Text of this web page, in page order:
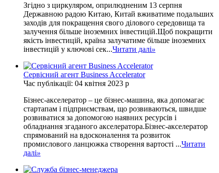
Згідно з циркуляром, оприлюдненим 13 серпня
Державною радою Китаю, Китай вживатиме подальших
заходів для покращення свого ділового середовища та
залучення більше іноземних інвестицій.Щоб покращити
якість інвестицій, країна залучатиме більше іноземних
інвестицій у ключові сек...Читати далі»
Сервісний агент Business Accelerator
Час публікації: 04 квітня 2023 р
Бізнес-акселератор – це бізнес-машина, яка допомагає
стартапам і підприємствам, що розвиваються, швидше
розвиватися за допомогою наявних ресурсів і
обладнання згаданого акселератора.Бізнес-акселератор
спрямований на вдосконалення та розвиток
промислового ланцюжка створення вартості ...Читати
далі»